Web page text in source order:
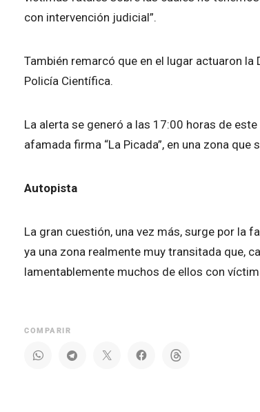
con intervención judicial”.
También remarcó que en el lugar actuaron
Policía Científica.
La alerta se generó a las 17:00 horas de
afamada firma “La Picada”, en una zona
Autopista
La gran cuestión, una vez más, surge por la
ya una zona realmente muy transitada que,
lamentablemente muchos de ellos con
COMPARIR